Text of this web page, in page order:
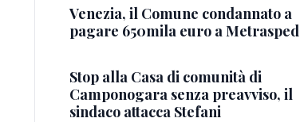
Venezia, il Comune condannato a
pagare 650mila euro a Metrasped
Stop alla Casa di comunità di
Camponogara senza preavviso, il
sindaco attacca Stefani